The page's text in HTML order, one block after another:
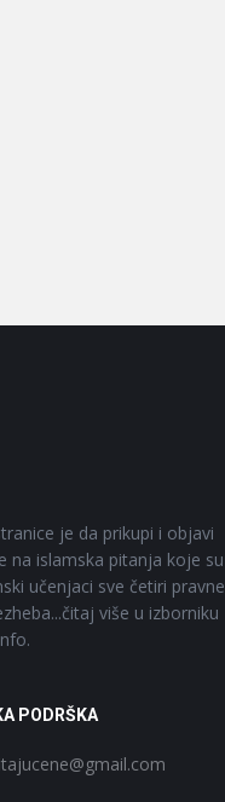
je da prikupi i objavi
na islamska pitanja koje su
učenjaci sve četiri pravne
više u izborniku
PODRŠKA